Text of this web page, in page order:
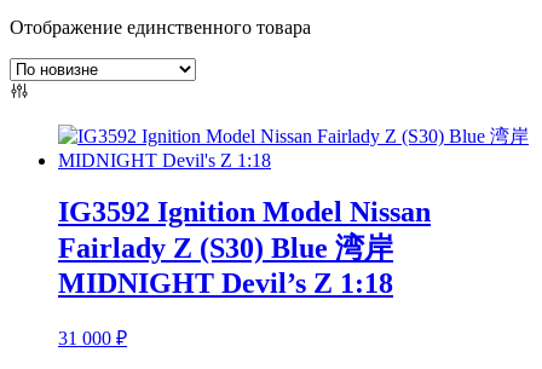
Отображение единственного товара
IG3592 Ignition Model Nissan
Fairlady Z (S30) Blue 湾岸
MIDNIGHT Devil’s Z 1:18
31 000 ₽